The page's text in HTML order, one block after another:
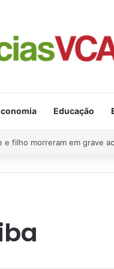
Educação
e filho morreram em grave